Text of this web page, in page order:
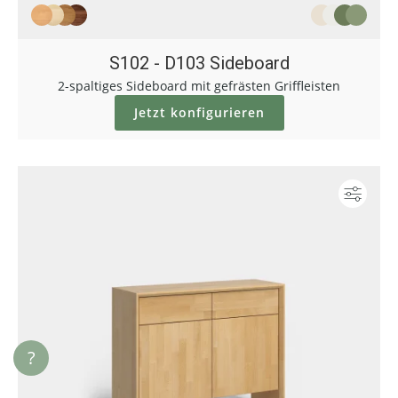
S102 - D103 Sideboard
2-spaltiges Sideboard mit gefrästen Griffleisten
Jetzt konfigurieren
?